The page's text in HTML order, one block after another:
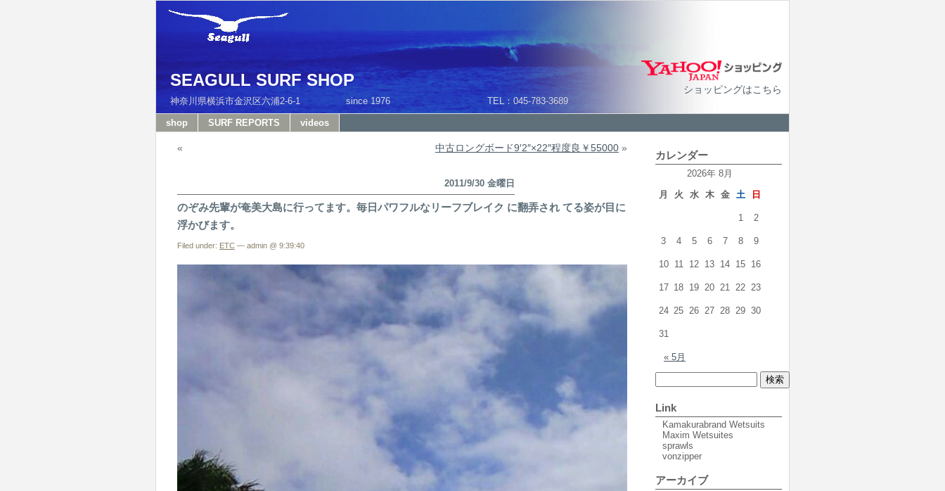
SEAGULL SURF SHOP
神奈川県横浜市金沢区六浦2-6-1 since 1976 TEL：045-783-3689
ショッピングはこちら
shop SURF REPORTS videos
« 中古ロングボード9′2″×22″程度良￥55000 »
2011/9/30 金曜日
のぞみ先輩が奄美大島に行ってます。毎日パワフルなリーフブレイク に翻弄され てる姿が目に
浮かびます。
Filed under: ETC — admin @ 9:39:40
カレンダー
2026年 8月
月
火 水 木 金 土 日
« 5月
1 2
3 4 5 6 7 8 9
10 11 12 13 14 15 16
17 18 19 20 21 22 23
24 25 26 27 28 29 30
31
Link
Kamakurabrand Wetsuits
Maxim Wetsuites
sprawls
vonzipper
アーカイブ